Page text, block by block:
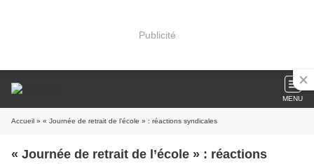
Publicité
MENU
Accueil » « Journée de retrait de l’école » : réactions syndicales
« Journée de retrait de l’école » : réactions